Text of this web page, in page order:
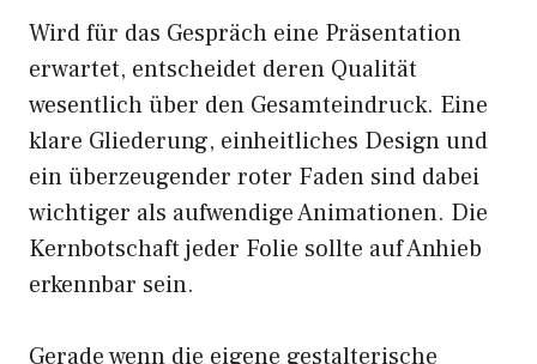
Wird für das Gespräch eine Präsentation
erwartet, entscheidet deren Qualität
wesentlich über den Gesamteindruck. Eine
klare Gliederung, einheitliches Design und
ein überzeugender roter Faden sind dabei
wichtiger als aufwendige Animationen. Die
Kernbotschaft jeder Folie sollte auf Anhieb
erkennbar sein.
Gerade wenn die eigene gestalterische